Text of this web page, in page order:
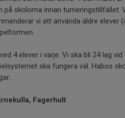
på skolorna innan turneringstillfället.
vi att använda äldre elever
4 elever i varje. Vi ska bli 24 lag vid
ska fungera väl. Habos
Fagerhult